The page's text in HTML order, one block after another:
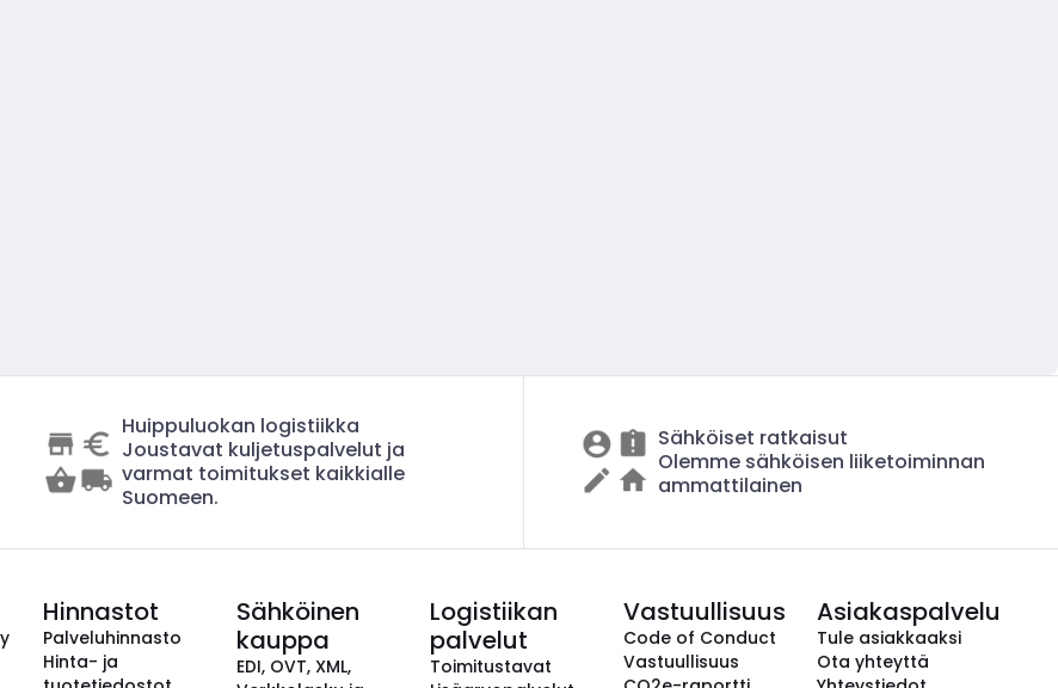
Huippuluokan logistiikka
Joustavat kuljetuspalvelut ja
varmat toimitukset kaikkialle
Suomeen.
Sähköiset ratkaisut
Olemme sähköisen liiketoiminnan
ammattilainen
Hinnastot
Palveluhinnasto
Hinta- ja
Sähköinen
kauppa
EDI, OVT, XML,
Logistiikan
palvelut
Toimitustavat
Vastuullisuus
Code of Conduct
Vastuullisuus
Asiakaspalvelu
Tule asiakkaaksi
Ota yhteyttä